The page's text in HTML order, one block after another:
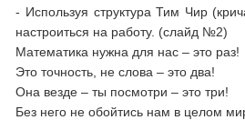
- Используя структура Тим Чир
настроиться на работу. (слайд №2)
Математика нужна для нас – это раз!
Это точность, не слова – это два!
Она везде – ты посмотри – это три!
Без него не обойтись нам в целом